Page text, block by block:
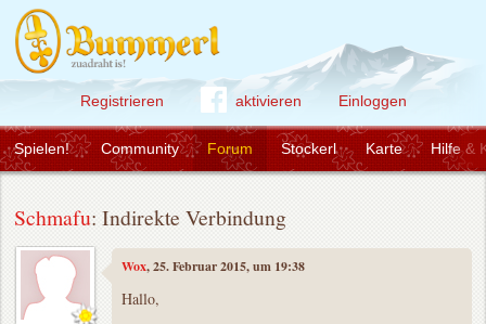
Registrieren aktivieren Einloggen
Community Forum Stockerl Karte Hilfe &
Spielen!
Schmafu: Indirekte Verbindung
Wox, 25. Februar 2015, um 19:38
Hallo,